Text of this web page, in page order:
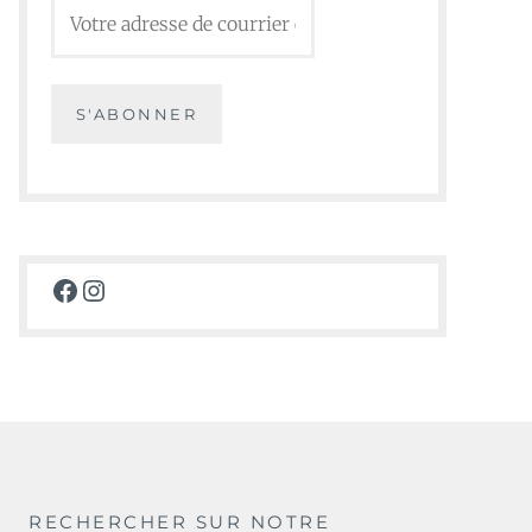
Facebook
Instagram
RECHERCHER SUR NOTRE